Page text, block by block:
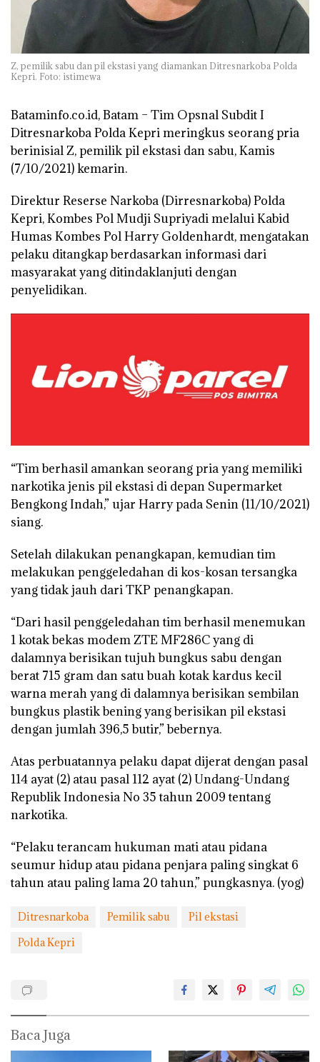
Z, pemilik sabu dan pil ekstasi yang diamankan Ditresnarkoba Polda
Kepri. Foto: istimewa
Bataminfo.co.id, Batam – Tim Opsnal Subdit I
Ditresnarkoba Polda Kepri meringkus seorang pria
berinisial Z, pemilik pil ekstasi dan sabu, Kamis
(7/10/2021) kemarin.
Direktur Reserse Narkoba (Dirresnarkoba) Polda
Kepri, Kombes Pol Mudji Supriyadi melalui Kabid
Humas Kombes Pol Harry Goldenhardt, mengatakan
pelaku ditangkap berdasarkan informasi dari
masyarakat yang ditindaklanjuti dengan
penyelidikan.
“Tim berhasil amankan seorang pria yang memiliki
narkotika jenis pil ekstasi di depan Supermarket
Bengkong Indah,” ujar Harry pada Senin (11/10/2021)
siang.
Setelah dilakukan penangkapan, kemudian tim
melakukan penggeledahan di kos-kosan tersangka
yang tidak jauh dari TKP penangkapan.
“Dari hasil penggeledahan tim berhasil menemukan
1 kotak bekas modem ZTE MF286C yang di
dalamnya berisikan tujuh bungkus sabu dengan
berat 715 gram dan satu buah kotak kardus kecil
warna merah yang di dalamnya berisikan sembilan
bungkus plastik bening yang berisikan pil ekstasi
dengan jumlah 396,5 butir,” bebernya.
Atas perbuatannya pelaku dapat dijerat dengan pasal
114 ayat (2) atau pasal 112 ayat (2) Undang-Undang
Republik Indonesia No 35 tahun 2009 tentang
narkotika.
“Pelaku terancam hukuman mati atau pidana
seumur hidup atau pidana penjara paling singkat 6
tahun atau paling lama 20 tahun,” pungkasnya. (yog)
Ditresnarkoba Pemilik sabu
Pil ekstasi
Polda Kepri
Baca Juga